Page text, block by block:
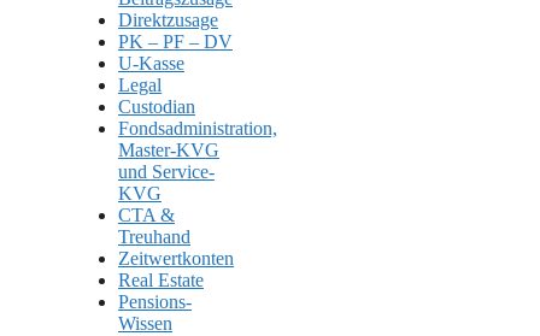
Direktzusage
PK – PF – DV
U-Kasse
Legal
Custodian
Fondsadministration,
Master-KVG
und Service-
KVG
CTA &
Treuhand
Zeitwertkonten
Real Estate
Pensions-
Wissen